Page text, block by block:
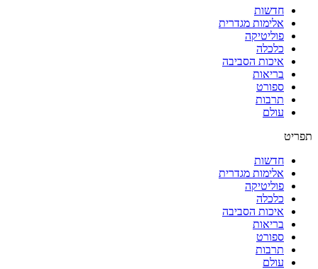
חדשות
אלימות מגדרית
פוליטיקה
כלכלה
איכות הסביבה
בריאות
ספורט
תרבות
עולם
תפריט
חדשות
אלימות מגדרית
פוליטיקה
כלכלה
איכות הסביבה
בריאות
ספורט
תרבות
עולם